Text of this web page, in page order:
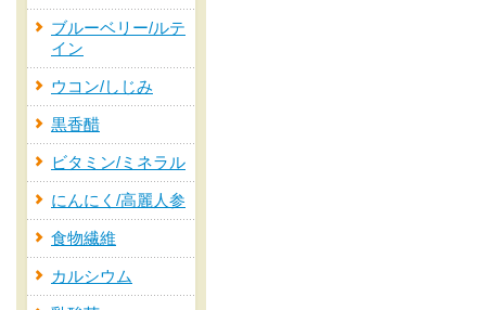
ブルーベリー/ルテ
イン
ウコン/しじみ
黒香醋
ビタミン/ミネラル
にんにく/高麗人参
食物繊維
カルシウム